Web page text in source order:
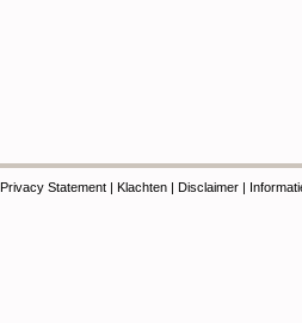
Privacy Statement | Klachten | Disclaimer |